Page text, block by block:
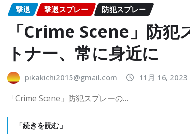
撃退 撃退スプレー 防犯スプレー
「Crime Scene」防犯
トナー、常に身近に
pikakichi2015@gmail.com 11月 16, 2023
「Crime Scene」防犯スプレーの…
「続きを読む」